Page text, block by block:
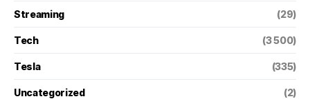
Streaming (29)
Tech (3 500)
Tesla (335)
Uncategorized (2)